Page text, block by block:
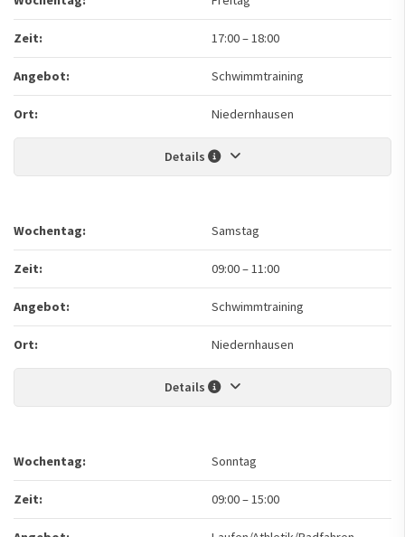
Zeit: 17:00– 18:00
Angebot: Schwimmtraining
Ort: Niedernhausen
Details
Wochentag: Samstag
Zeit: 09:00– 11:00
Angebot: Schwimmtraining
Ort: Niedernhausen
Details
Wochentag: Sonntag
Zeit: 09:00– 15:00